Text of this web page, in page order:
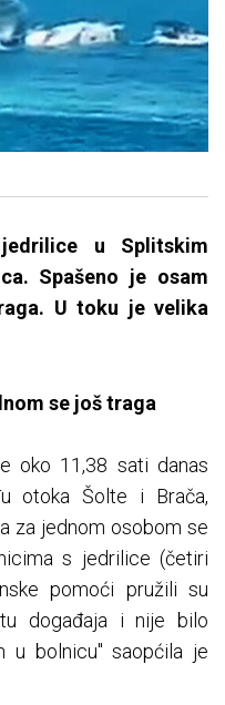
u Splitskim
Spašeno je osam
U toku je velika
se još traga
oko 11,38 sati danas
otoka Šolte i Brača,
za jednom osobom se
s jedrilice (četiri
pomoći pružili su
događaja i nije bilo
u bolnicu" saopćila je